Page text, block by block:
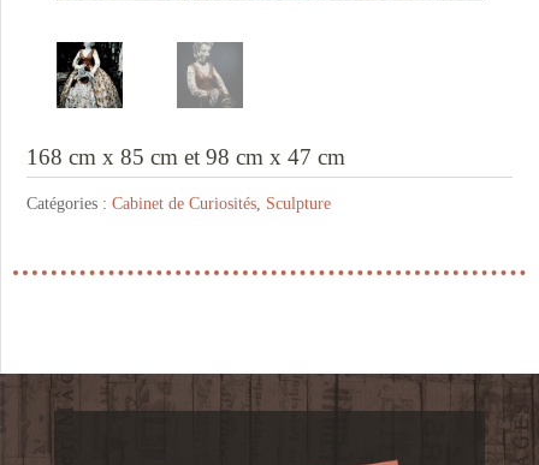
168 cm x 85 cm et 98 cm x 47 cm
Catégories :Cabinet de Curiosités Sculpture